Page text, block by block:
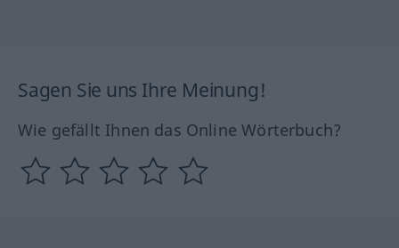
Sagen Sie uns Ihre Meinung!
Wie gefällt Ihnen das Online Wörterbuch?